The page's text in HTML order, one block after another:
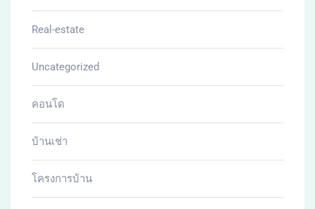
Real-estate
Uncategorized
คอนโด
บ้านเช่า
โครงการบ้าน